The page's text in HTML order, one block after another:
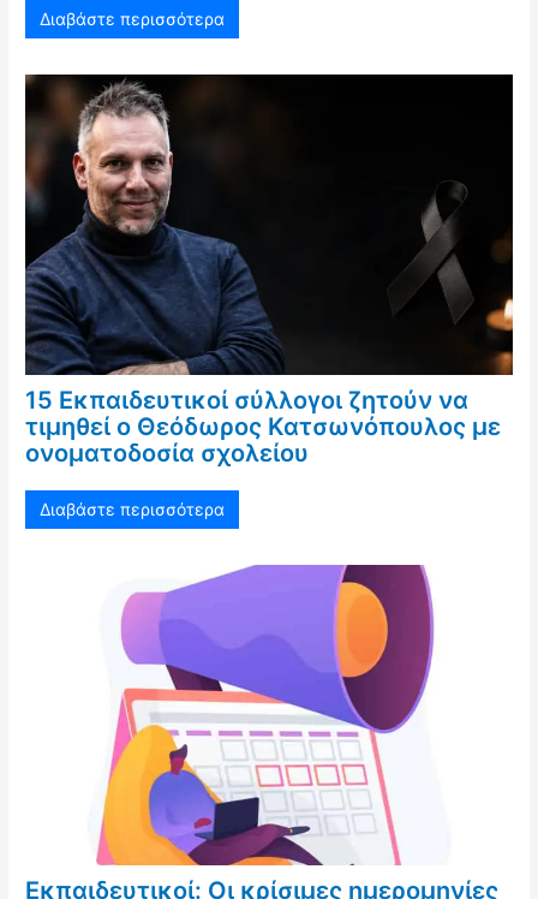
Διαβάστε περισσότερα
15 Εκπαιδευτικοί σύλλογοι ζητούν να
τιμηθεί ο Θεόδωρος Κατσωνόπουλος με
ονοματοδοσία σχολείου
Διαβάστε περισσότερα
Εκπαιδευτικοί: Οι κρίσιμες ημερομηνίες